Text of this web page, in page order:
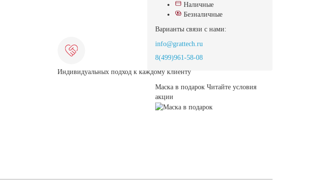
Наличные
Безналичные
Варианты связи с нами:
info@grattech.ru
8(499)961-58-08
Маска в подарок Читайте условия
акции
Индивидуальных подход к каждому клиенту